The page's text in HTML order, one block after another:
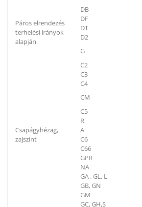
Páros elrendezés
terhelési irányok
alapján
DB
DF
DT
D2
G
Csapágyhézag,
zajszint
C2
C3
C4
CM
C5
R
A
C6
C66
GPR
NA
GA , GL, L
GB, GN
GM
GC, GH,S